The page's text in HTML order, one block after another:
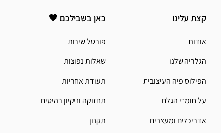
קצת עלינו
אודות
הגלריה שלנו
הפילוסופיה העיצובית
על חומרי הגלם
אדריכלים ומעצבים
כאן בשבילכם 🖤
פורטל שירות
שאלות נפוצות
תעודת אחריות
תחזוקה וניקיון רהיטים
תקנון